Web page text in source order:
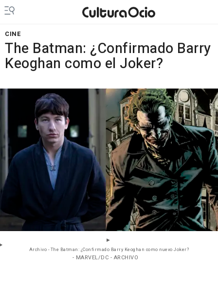
CINE
The Batman: ¿Confirmado Barry
Keoghan como el Joker?
Archivo - The Batman: ¿Confirmado Barry Keoghan como nuevo Joker?
- MARVEL/DC - ARCHIVO